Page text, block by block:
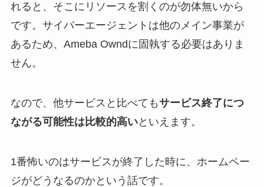
れると、そこにリソースを割くのが勿体無いから
です。サイバーエージェントは他のメイン事業が
あるため、Ameba Owndに固執する必要はありま
せん。
なので、他サービスと比べてもサービス終了につ
ながる可能性は比較的高いといえます。
1番怖いのはサービスが終了した時に、ホームペー
ジがどうなるのかという話です。